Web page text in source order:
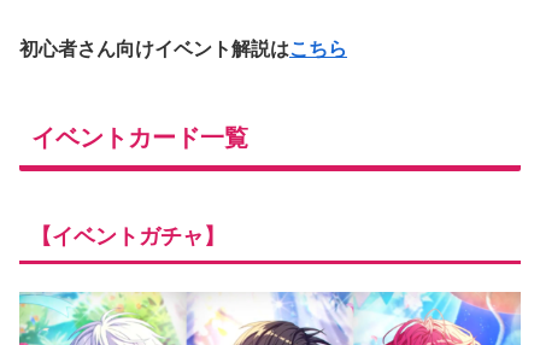
初心者さん向けイベント解説はこちら
イベントカード一覧
【イベントガチャ】